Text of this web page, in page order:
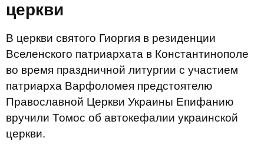
церкви
В церкви святого Гиоргия в резиденции
Вселенского патриархата в Константинополе
во время праздничной литургии с участием
патриарха Варфоломея предстоятелю
Православной Церкви Украины Епифанию
вручили Томос об автокефалии украинской
церкви.